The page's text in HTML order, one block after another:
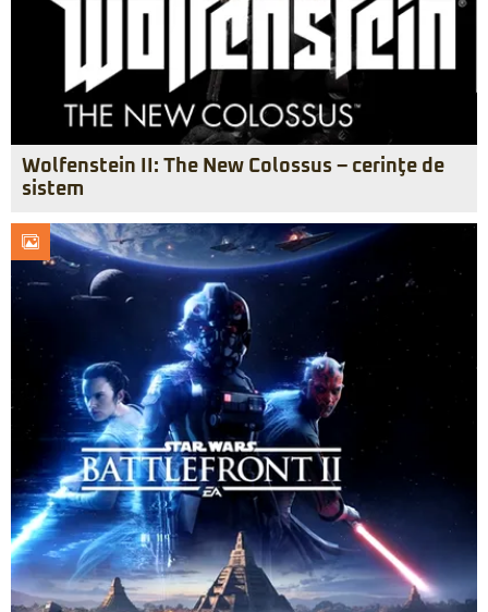
Wolfenstein II: The New Colossus – cerinţe de
sistem